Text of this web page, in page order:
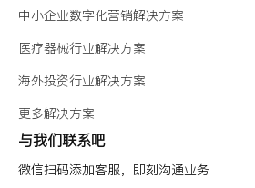
中小企业数字化营销解决方案
医疗器械行业解决方案
海外投资行业解决方案
更多解决方案
与我们联系吧
微信扫码添加客服，即刻沟通业务